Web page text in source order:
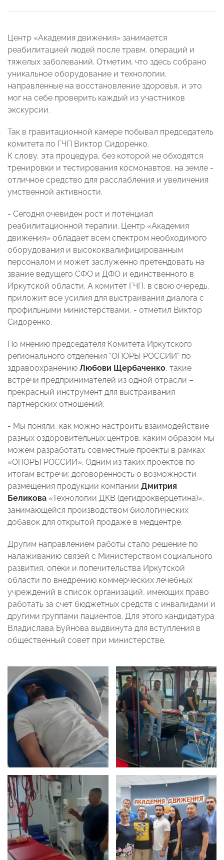
Центр «Академия движения» занимается
реабилитацией людей после травм, операций и
тяжелых заболеваний. Отметим, что здесь собрано
уникальное оборудование и технологии,
направленные на восстановление здоровья, и это
мог на себе проверить каждый из участников
экскурсии.
Так в гравитационной камере побывал председатель
комитета по ГЧП Виктор Сидоренко.
К слову, эта процедура, без которой не обходятся
тренировки и тестирования космонавтов, на земле -
отличное средство для расслабления и увеличения
умственной активности.
- Сегодня очевиден рост и потенциал
реабилитационной терапии. Центр «Академия
движения» обладает всем спектром необходимого
оборудования и высококвалифицированным
персоналом и может заслуженно претендовать на
звание ведущего СФО и ДФО и единственного в
Иркутской области. А комитет ГЧП, в свою очередь,
приложит все усилия для выстраивания диалога с
профильными министерствами, - отметил Виктор
Сидоренко.
По мнению председателя Комитета Иркутского
регионального отделения "ОПОРЫ РОССИИ" по
здравоохранению Любови Щербаченко, такие
встречи предпринимателей из одной отрасли –
прекрасный инструмент для выстраивания
партнерских отношений.
- Мы поняли, как можно настроить взаимодействие
разных оздоровительных центров, каким образом мы
можем разработать совместные проекты в рамках
«ОПОРЫ РОССИИ». Одним из таких проектов по
итогам встречи: договоренность о возможности
размещения продукции компании Дмитрия
Беликова «Технологии ДКВ (дегидрокверцетина)»,
занимающейся производством биологических
добавок для открытой продаже в медцентре.
Другим направлением работы стало решение по
налаживанию связей с Министерством социального
развития, опеки и попечительства Иркутской
области по внедрению коммерческих лечебных
учреждений в список организаций, имеющих право
работать за счет бюджетных средств с инвалидами и
другими группами пациентов. Для этого кандидатура
Владислава Буйнова выдвинута для вступления в
общественный совет при министерстве.